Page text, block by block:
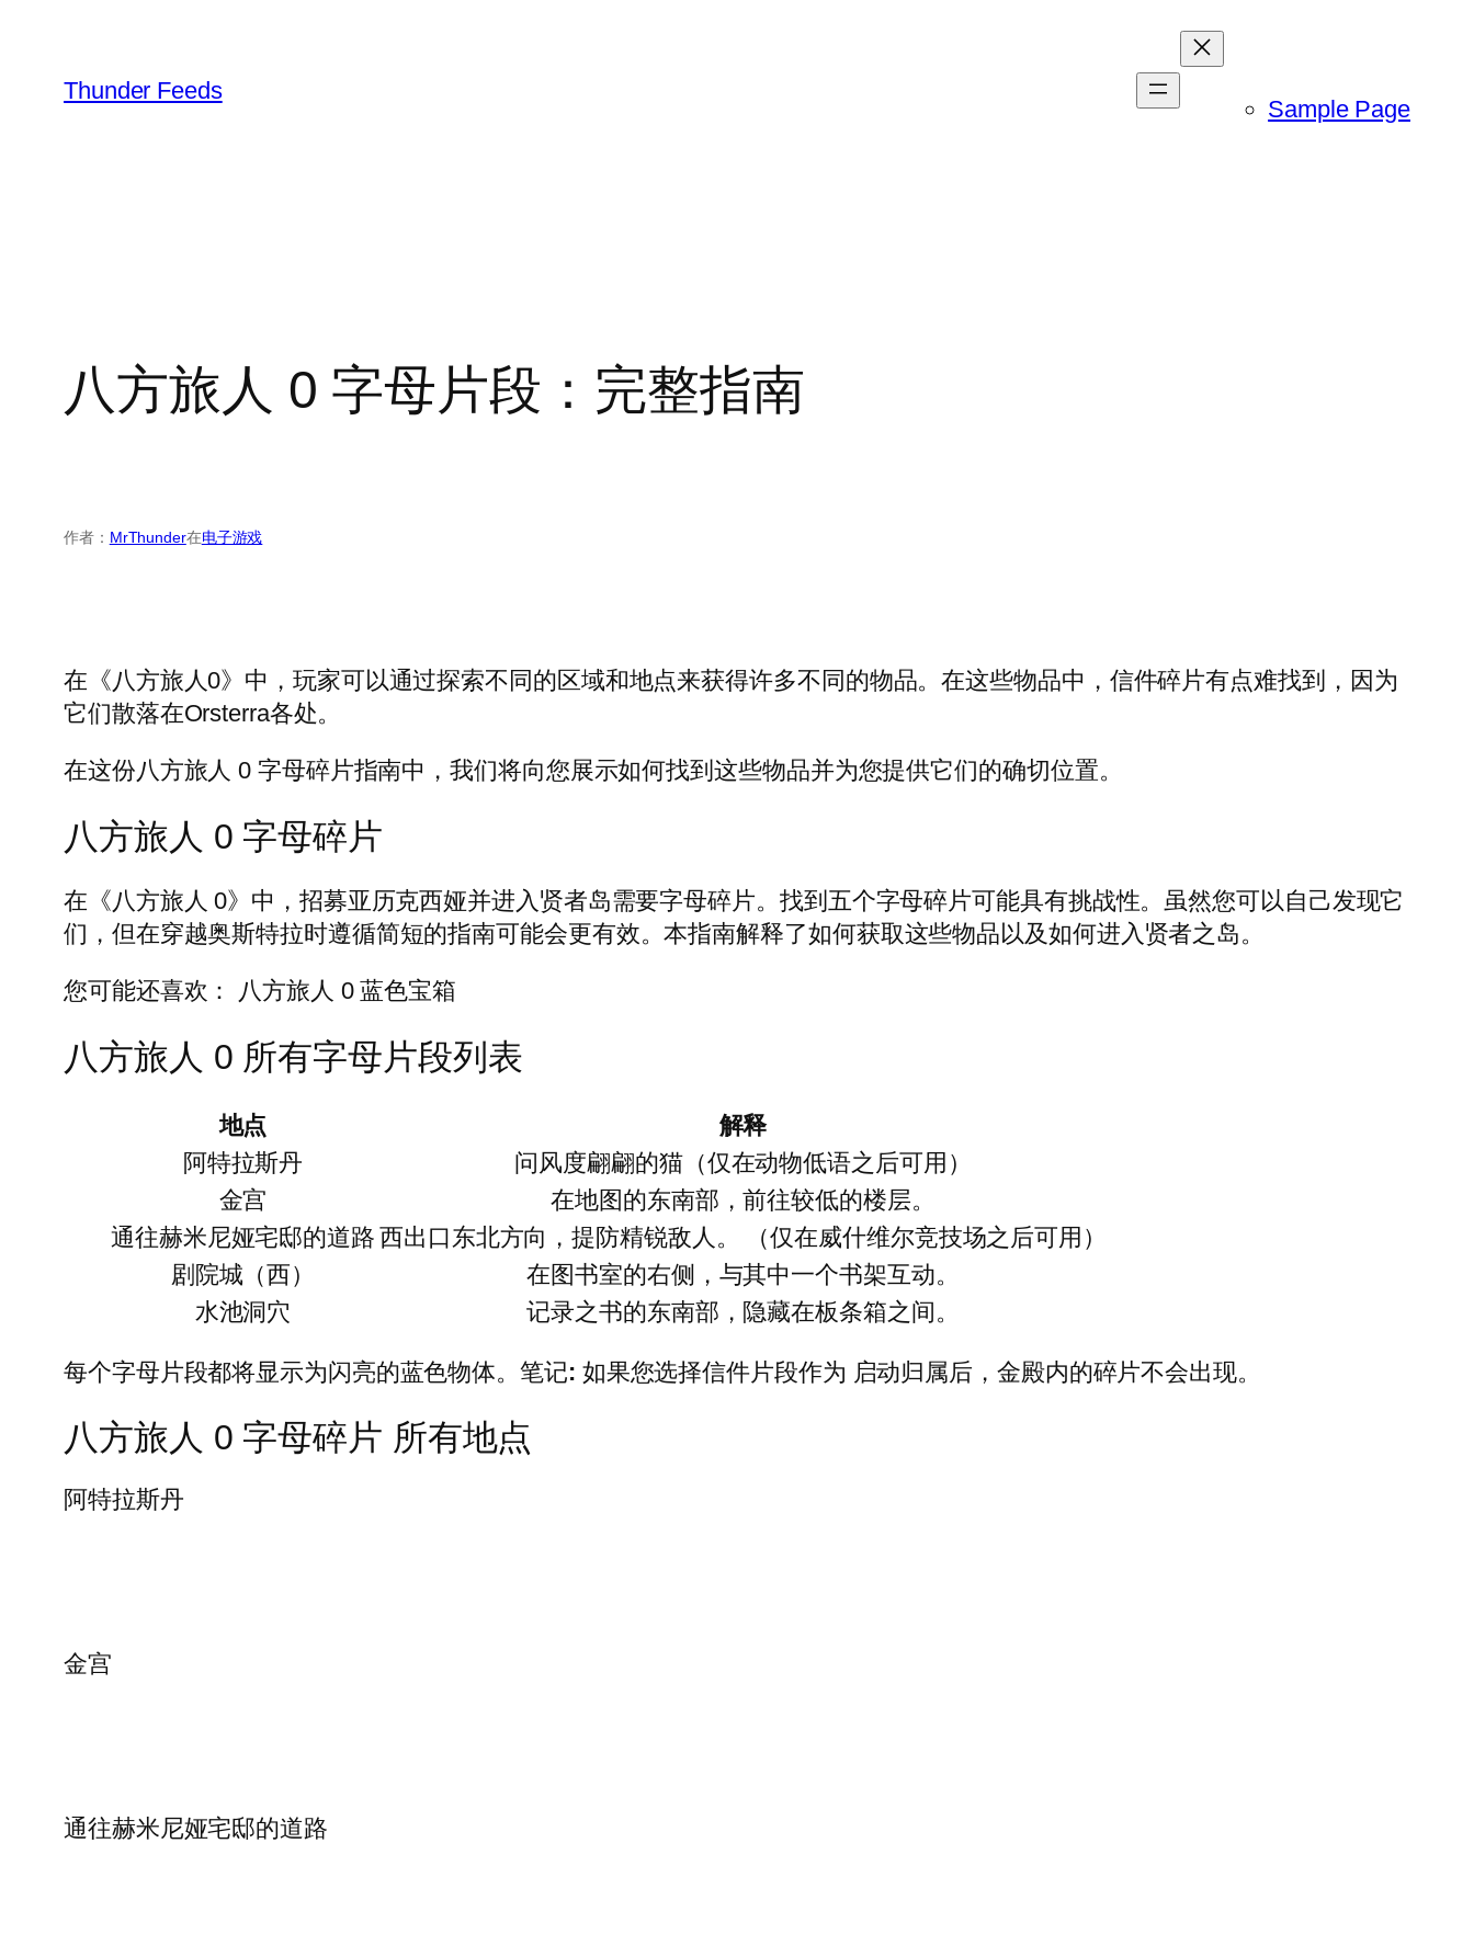
Thunder Feeds
Sample Page
八方旅人 0 字母片段：完整指南
作者： MrThunder在电子游戏
在《八方旅人0》中，玩家可以通过探索不同的区域和地点来获得许多不同的物品。在这些物品中，信件碎片有点难找到，因为
它们散落在Orsterra各处。
在这份八方旅人 0 字母碎片指南中，我们将向您展示如何找到这些物品并为您提供它们的确切位置。
八方旅人 0 字母碎片
在《八方旅人 0》中，招募亚历克西娅并进入贤者岛需要字母碎片。找到五个字母碎片可能具有挑战性。虽然您可以自己发现它
们，但在穿越奥斯特拉时遵循简短的指南可能会更有效。本指南解释了如何获取这些物品以及如何进入贤者之岛。
您可能还喜欢： 八方旅人 0 蓝色宝箱
八方旅人 0 所有字母片段列表
地点
解释
阿特拉斯丹
问风度翩翩的猫（仅在动物低语之后可用）
金宫
在地图的东南部，前往较低的楼层。
通往赫米尼娅宅邸的道路 西出口东北方向，提防精锐敌人。 （仅在威什维尔竞技场之后可用）
剧院城（西）
在图书室的右侧，与其中一个书架互动。
水池洞穴
记录之书的东南部，隐藏在板条箱之间。
每个字母片段都将显示为闪亮的蓝色物体。笔记: 如果您选择信件片段作为 启动归属后，金殿内的碎片不会出现。
八方旅人 0 字母碎片 所有地点
阿特拉斯丹
金宫
通往赫米尼娅宅邸的道路